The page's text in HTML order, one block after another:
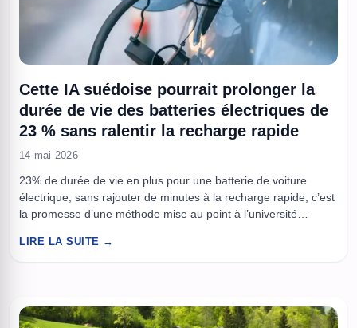
Cette IA suédoise pourrait prolonger la
durée de vie des batteries électriques de
23 % sans ralentir la recharge rapide
14 mai 2026
23% de durée de vie en plus pour une batterie de voiture
électrique, sans rajouter de minutes à la recharge rapide, c’est
la promesse d’une méthode mise au point à l’université
redoutable en pratique, une IA ajuste le courant de charge en
LIRE LA SUITE →